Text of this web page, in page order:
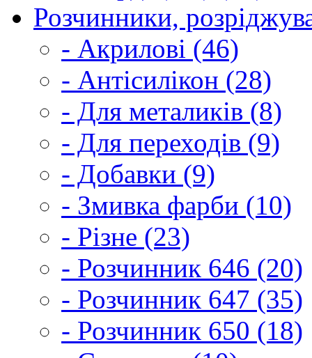
Розчинники,
- Акрилові (46)
- Антісилікон (28)
- Для металиків (8)
- Для переходів (9)
- Добавки (9)
- Змивка фарби (10)
- Різне (23)
- Розчинник 646 (20)
- Розчинник 647 (35)
- Розчинник 650 (18)